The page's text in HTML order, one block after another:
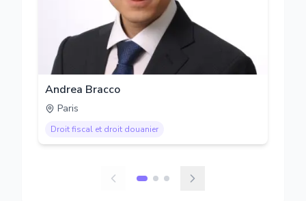
Andrea Bracco
Paris
Droit fiscal et droit douanier